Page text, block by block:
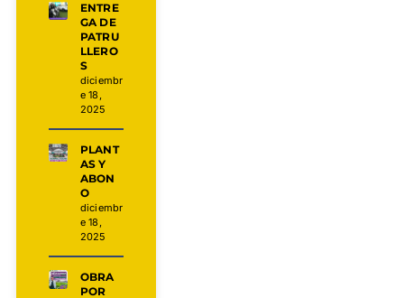
ENTRE
GA DE
PATRU
LLERO
S
diciembr
e 18,
2025
PLANT
AS Y
ABON
O
diciembr
e 18,
2025
OBRA
POR